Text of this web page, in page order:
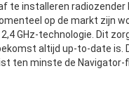
te installeren radiozender
op de markt zijn
GHz-technologie. Dit
altijd up-to-date is.
ten minste de Navigator-